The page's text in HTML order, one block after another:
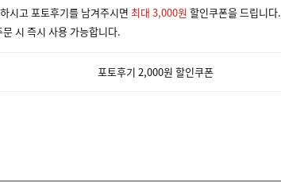
시고 포토후기를 남겨주시면 최대 3,000원 할인쿠폰을 드립니다.
시 즉시 사용 가능합니다.
포토후기 2,000원 할인쿠폰